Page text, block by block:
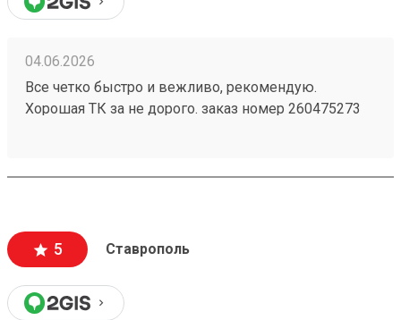
04.06.2026
Все четко быстро и вежливо, рекомендую.
Хорошая ТК за не дорого. заказ номер 260475273
5 Ставрополь